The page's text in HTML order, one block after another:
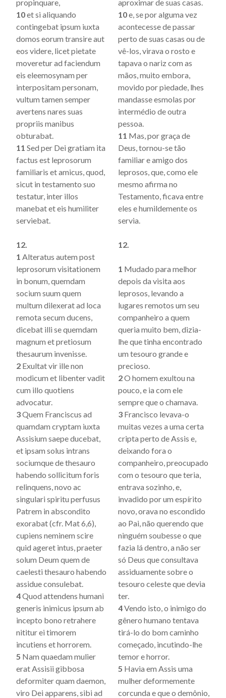
propinquare,
10et si aliquando
contingebat ipsum iuxta
domos eorum transire aut
eos videre, licet pietate
moveretur ad faciendum
eis eleemosynam per
interpositam personam,
vultum tamen semper
avertens nares suas
propriis manibus
obturabat.
11 Sed per Dei gratiam ita
factus est leprosorum
familiaris et amicus, quod,
sicut in testamento suo
testatur, inter illos
manebat et eis humiliter
serviebat.
12.
1 Alteratus autem post
leprosorum visitationem
in bonum, quemdam
socium suum quem
multum dilexerat ad loca
remota secum ducens,
dicebat illi se quemdam
magnum et pretiosum
thesaurum invenisse.
2 Exultat vir ille non
modicum et libenter vadit
cum illo quotiens
advocatur.
3Quem Franciscus ad
quamdam cryptam iuxta
Assisium saepe ducebat,
et ipsam solus intrans
sociumque de thesauro
habendo sollicitum foris
relinquens, novo ac
singulari spiritu perfusus
Patrem in abscondito
exorabat (cfr. Mat 6,6),
cupiens neminem scire
quid ageret intus, praeter
solum Deum quem de
caelesti thesauro habendo
assidue consulebat.
4Quod attendens humani
generis inimicus ipsum ab
incepto bono retrahere
nititur ei timorem
incutiens et horrorem.
5 Nam quaedam mulier
erat Assisii gibbosa
deformiter quam daemon,
viro Dei apparens, sibi ad
aproximar de suas casas.
10e, se por alguma vez
acontecesse de passar
perto de suas casas ou de
vê-los, virava o rosto e
tapava o nariz com as
mãos, muito embora,
movido por piedade, lhes
mandasse esmolas por
intermédio de outra
pessoa.
11 Mas, por graça de
Deus, tornou-se tão
familiar e amigo dos
leprosos, que, como ele
mesmo afirma no
Testamento, ficava entre
eles e humildemente os
servia.
12.
1 Mudado para melhor
depois da visita aos
leprosos, levando a
lugares remotos um seu
companheiro a quem
queria muito bem, dizia-
lhe que tinha encontrado
um tesouro grande e
precioso.
2O homem exultou na
pouco, e ia com ele
sempre que o chamava.
3 Francisco levava-o
muitas vezes a uma certa
cripta perto de Assis e,
deixando fora o
companheiro, preocupado
com o tesouro que teria,
entrava sozinho, e,
invadido por um espírito
novo, orava no escondido
ao Pai, não querendo que
ninguém soubesse o que
fazia lá dentro, a não ser
só Deus que consultava
assiduamente sobre o
tesouro celeste que devia
ter.
4Vendo isto, o inimigo do
gênero humano tentava
tirá-lo do bom caminho
começado, incutindo-lhe
temor e horror.
5 Havia em Assis uma
mulher deformemente
corcunda e que o demônio,